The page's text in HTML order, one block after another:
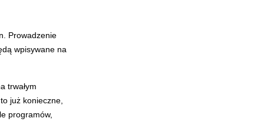
Prowadzenie
wpisywane na
trwałym
już konieczne,
programów,